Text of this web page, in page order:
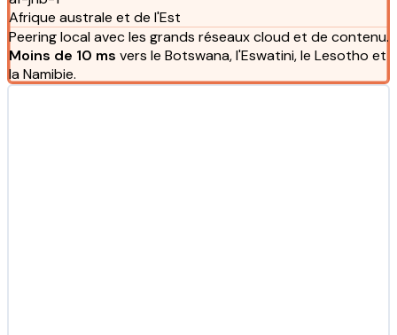
Afrique australe et de l'Est
Peering local avec les grands réseaux cloud et de contenu.
Moins de 10 ms vers le Botswana, l'Eswatini, le Lesotho et
la Namibie.